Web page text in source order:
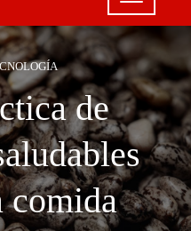
de
comida